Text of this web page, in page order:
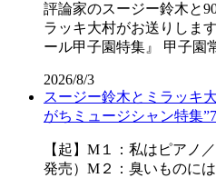
評論家のスージー鈴木と
ラッキ大村がお送りしま
ール甲子園特集』 甲子
2026/8/3
スージー鈴木とミラッキ
がちミュージシャン特集
【起】M１：私はピアノ
発売）M２：臭いものに